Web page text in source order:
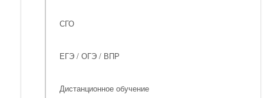
СГО
ЕГЭ / ОГЭ / ВПР
Дистанционное обучение